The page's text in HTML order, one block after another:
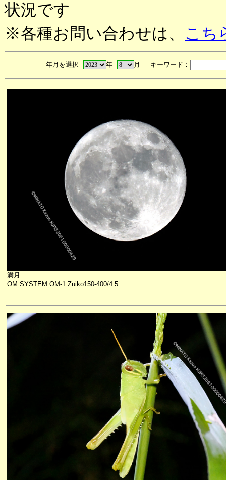
状況です
※各種お問い合わせは、 こち
年月を選択 年 月 キーワード：
満月
OM SYSTEM OM-1 Zuiko150-400/4.5